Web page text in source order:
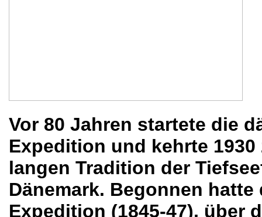
Vor 80 Jahren startete die
Expedition und kehrte
langen Tradition der
Dänemark. Begonnen
Expedition (1845-47), über